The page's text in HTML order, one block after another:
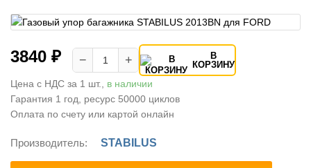
3840 ₽ − +
В
КОРЗИНУ
Цена с НДС за 1 шт., в наличии
Гарантия 1 год, ресурс 50000 циклов
Оплата по счету или картой онлайн
Производитель: STABILUS